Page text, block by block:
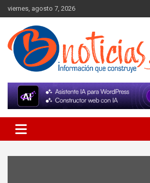
Skip
to
content
viernes, agosto 7, 2026
BNoticias